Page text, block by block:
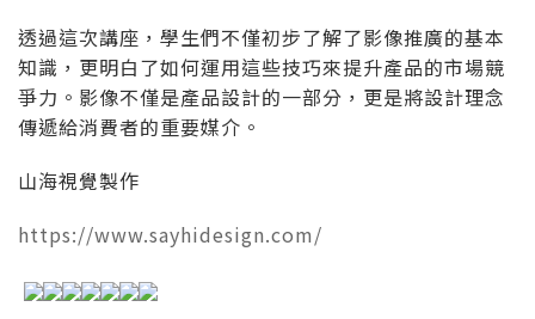
透過這次講座，學生們不僅初步了解了影像推廣的基本
知識，更明白了如何運用這些技巧來提升產品的市場競
爭力。影像不僅是產品設計的一部分，更是將設計理念
傳遞給消費者的重要媒介。
山海視覺製作
https://www.sayhidesign.com/